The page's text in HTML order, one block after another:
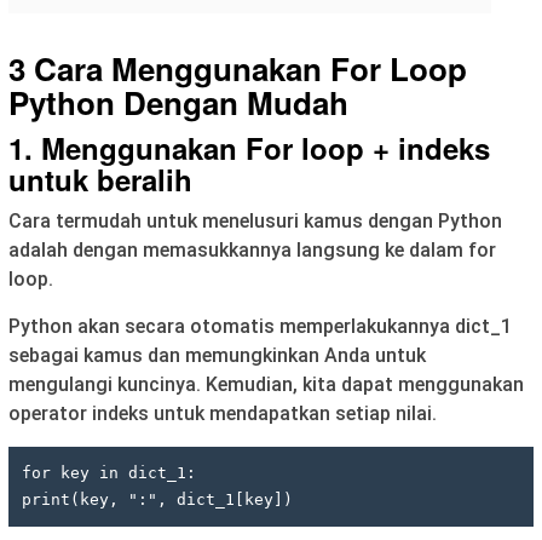
3 Cara Menggunakan For Loop
Python Dengan Mudah
1. Menggunakan For loop + indeks
untuk beralih
Cara termudah untuk menelusuri kamus dengan Python
adalah dengan memasukkannya langsung ke dalam for
loop.
Python akan secara otomatis memperlakukannya dict_1
sebagai kamus dan memungkinkan Anda untuk
mengulangi kuncinya. Kemudian, kita dapat menggunakan
operator indeks untuk mendapatkan setiap nilai.
for key in dict_1: